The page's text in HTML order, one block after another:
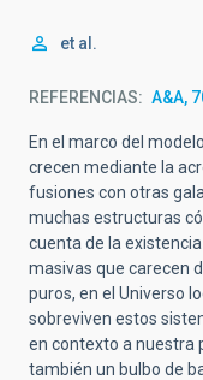
et al.
REFERENCIAS A&A,
En el marco del
crecen mediante la
fusiones con otras
muchas estructuras
cuenta de la
masivas que carecen
puros, en el Universo
sobreviven estos
en contexto a nuestra
también un bulbo de